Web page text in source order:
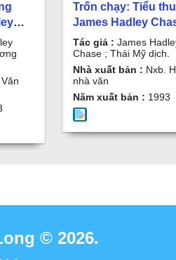
Trốn chạy: Tiểu
James Hadley
Thái Mỹ dịch. T. 1
Tác giả : James
Chase ; Thái Mỹ dịch.
Nhà xuất bản : Nxb.
nhà văn
Năm xuất bản : 1993
© 2026.